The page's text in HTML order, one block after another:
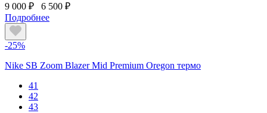
9 000 ₽
6 500 ₽
Подробнее
-25%
Nike SB Zoom Blazer Mid Premium Oregon термо
41
42
43